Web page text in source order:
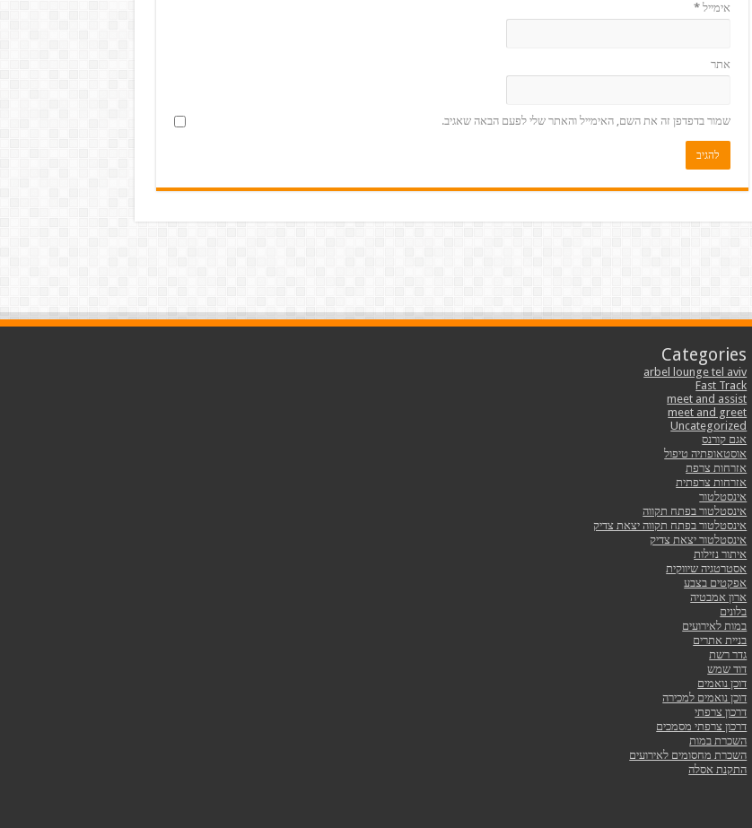
אימייל*
אתר
שמור בדפדפן זה את השם, האימייל והאתר שלי לפעם הבאה שאגיב.
Categories
arbel lounge tel aviv
Fast Track
meet and assist
meet and greet
Uncategorized
אגם קורנס
אוסטאופתיה טיפול
אזרחות צרפת
אזרחות צרפתית
אינסטלטור
אינסטלטור בפתח תקווה
אינסטלטור בפתח תקווה יצאת צדיק
אינסטלטור יצאת צדיק
איתור נזילות
אסטרטגיה שיווקית
אפקטים בצבע
ארון אמבטיה
בלונים
במות לאירועים
בניית אתרים
גדר רשת
דוד שמש
דוכן נואמים
דוכן נואמים למכירה
דרכון צרפתי
דרכון צרפתי מסמכים
השכרת במות
השכרת מחסומים לאירועים
התקנת אסלה